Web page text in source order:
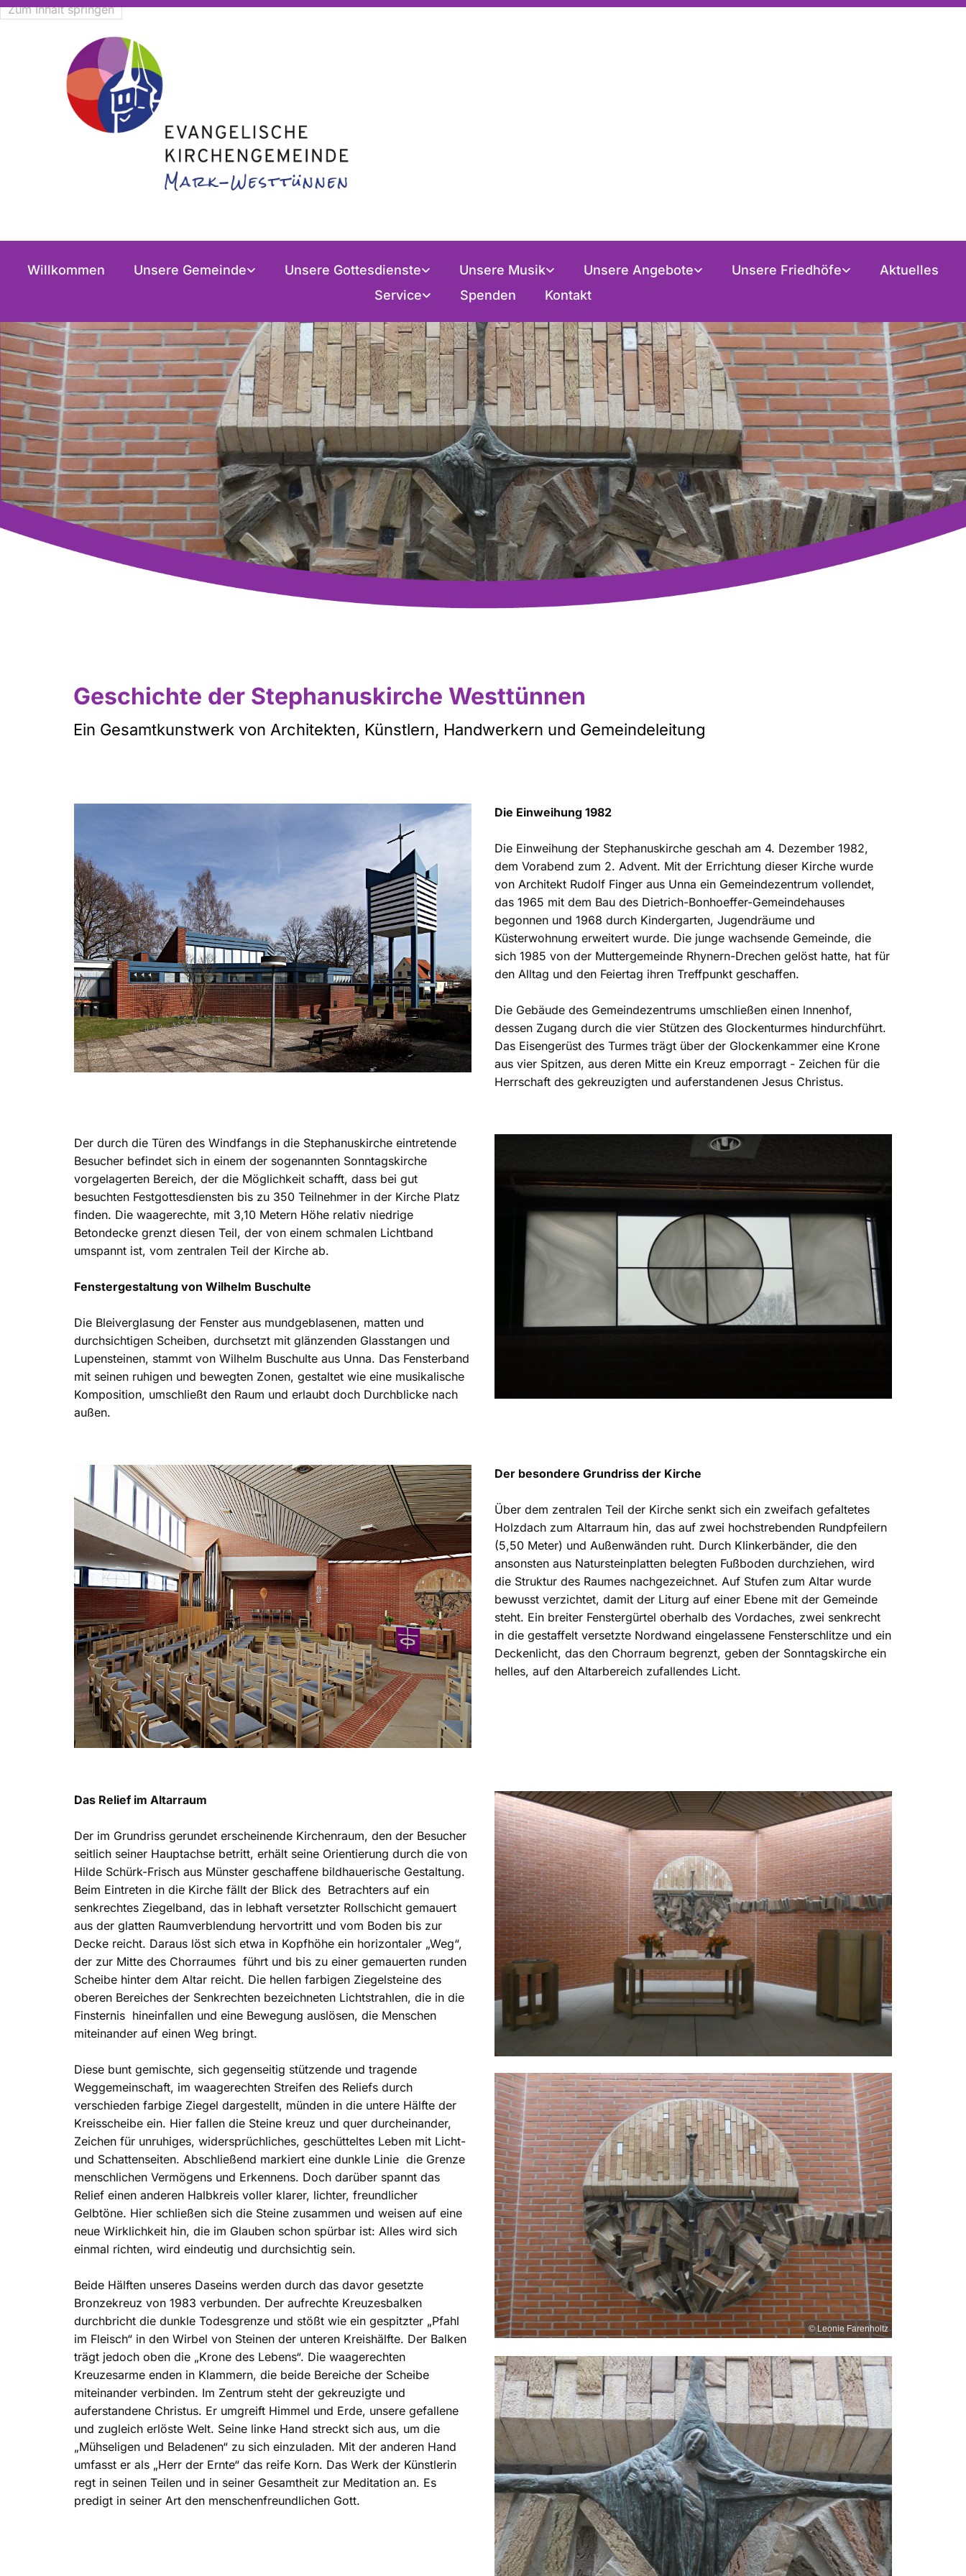
Zum Inhalt springen
Willkommen Unsere Gemeinde Unsere Gottesdienste Unsere Musik Unsere Angebote Unsere Friedhöfe
Aktuelles
Service
Spenden Kontakt
Geschichte der Stephanuskirche Westtünnen
Ein Gesamtkunstwerk von Architekten, Künstlern, Handwerkern und Gemeindeleitung
Die Einweihung 1982
Die Einweihung der Stephanuskirche geschah am 4. Dezember 1982,
dem Vorabend zum 2. Advent. Mit der Errichtung dieser Kirche wurde
von Architekt Rudolf Finger aus Unna ein Gemeindezentrum vollendet,
das 1965 mit dem Bau des Dietrich-Bonhoeffer-Gemeindehauses
begonnen und 1968 durch Kindergarten, Jugendräume und
Küsterwohnung erweitert wurde. Die junge wachsende Gemeinde, die
sich 1985 von der Muttergemeinde Rhynern-Drechen gelöst hatte, hat für
den Alltag und den Feiertag ihren Treffpunkt geschaffen.
Die Gebäude des Gemeindezentrums umschließen einen lnnenhof,
dessen Zugang durch die vier Stützen des Glockenturmes hindurchführt.
Das Eisengerüst des Turmes trägt über der Glockenkammer eine Krone
aus vier Spitzen, aus deren Mitte ein Kreuz emporragt - Zeichen für die
Herrschaft des gekreuzigten und auferstandenen Jesus Christus.
Der durch die Türen des Windfangs in die Stephanuskirche eintretende
Besucher befindet sich in einem der sogenannten Sonntagskirche
vorgelagerten Bereich, der die Möglichkeit schafft, dass bei gut
besuchten Festgottesdiensten bis zu 350 Teilnehmer in der Kirche Platz
finden. Die waagerechte, mit 3,10 Metern Höhe relativ niedrige
Betondecke grenzt diesen Teil, der von einem schmalen Lichtband
umspannt ist, vom zentralen Teil der Kirche ab.
Fenstergestaltung von Wilhelm Buschulte
Die Bleiverglasung der Fenster aus mundgeblasenen, matten und
durchsichtigen Scheiben, durchsetzt mit glänzenden Glasstangen und
Lupensteinen, stammt von Wilhelm Buschulte aus Unna. Das Fensterband
mit seinen ruhigen und bewegten Zonen, gestaltet wie eine musikalische
Komposition, umschließt den Raum und erlaubt doch Durchblicke nach
außen.
Der besondere Grundriss der Kirche
Über dem zentralen Teil der Kirche senkt sich ein zweifach gefaltetes
Holzdach zum Altarraum hin, das auf zwei hochstrebenden Rundpfeilern
(5,50 Meter) und Außenwänden ruht. Durch Klinkerbänder, die den
ansonsten aus Natursteinplatten belegten Fußboden durchziehen, wird
die Struktur des Raumes nachgezeichnet. Auf Stufen zum Altar wurde
bewusst verzichtet, damit der Liturg auf einer Ebene mit der Gemeinde
steht. Ein breiter Fenstergürtel oberhalb des Vordaches, zwei senkrecht
in die gestaffelt versetzte Nordwand eingelassene Fensterschlitze und ein
Deckenlicht, das den Chorraum begrenzt, geben der Sonntagskirche ein
helles, auf den Altarbereich zufallendes Licht.
Das Relief im Altarraum
Der im Grundriss gerundet erscheinende Kirchenraum, den der Besucher
seitlich seiner Hauptachse betritt, erhält seine Orientierung durch die von
Hilde Schürk-Frisch aus Münster geschaffene bildhauerische Gestaltung.
Beim Eintreten in die Kirche fällt der Blick des Betrachters auf ein
senkrechtes Ziegelband, das in lebhaft versetzter Rollschicht gemauert
aus der glatten Raumverblendung hervortritt und vom Boden bis zur
Decke reicht. Daraus löst sich etwa in Kopfhöhe ein horizontaler „Weg“,
der zur Mitte des Chorraumes führt und bis zu einer gemauerten runden
Scheibe hinter dem Altar reicht. Die hellen farbigen Ziegelsteine des
oberen Bereiches der Senkrechten bezeichneten Lichtstrahlen, die in die
Finsternis hineinfallen und eine Bewegung auslösen, die Menschen
miteinander auf einen Weg bringt.
Diese bunt gemischte, sich gegenseitig stützende und tragende
Weggemeinschaft, im waagerechten Streifen des Reliefs durch
verschieden farbige Ziegel dargestellt, münden in die untere Hälfte der
Kreisscheibe ein. Hier fallen die Steine kreuz und quer durcheinander,
Zeichen für unruhiges, widersprüchliches, geschütteltes Leben mit Licht-
und Schattenseiten. Abschließend markiert eine dunkle Linie die Grenze
menschlichen Vermögens und Erkennens. Doch darüber spannt das
Relief einen anderen Halbkreis voller klarer, lichter, freundlicher
Gelbtöne. Hier schließen sich die Steine zusammen und weisen auf eine
neue Wirklichkeit hin, die im Glauben schon spürbar ist: Alles wird sich
einmal richten, wird eindeutig und durchsichtig sein.
Beide Hälften unseres Daseins werden durch das davor gesetzte
Bronzekreuz von 1983 verbunden. Der aufrechte Kreuzesbalken
durchbricht die dunkle Todesgrenze und stößt wie ein gespitzter „Pfahl
im Fleisch“ in den Wirbel von Steinen der unteren Kreishälfte. Der Balken
trägt jedoch oben die „Krone des Lebens“. Die waagerechten
Kreuzesarme enden in Klammern, die beide Bereiche der Scheibe
miteinander verbinden. Im Zentrum steht der gekreuzigte und
auferstandene Christus. Er umgreift Himmel und Erde, unsere gefallene
und zugleich erlöste Welt. Seine linke Hand streckt sich aus, um die
„Mühseligen und Beladenen“ zu sich einzuladen. Mit der anderen Hand
umfasst er als „Herr der Ernte“ das reife Korn. Das Werk der Künstlerin
regt in seinen Teilen und in seiner Gesamtheit zur Meditation an. Es
predigt in seiner Art den menschenfreundlichen Gott.
© Leonie Farenholtz